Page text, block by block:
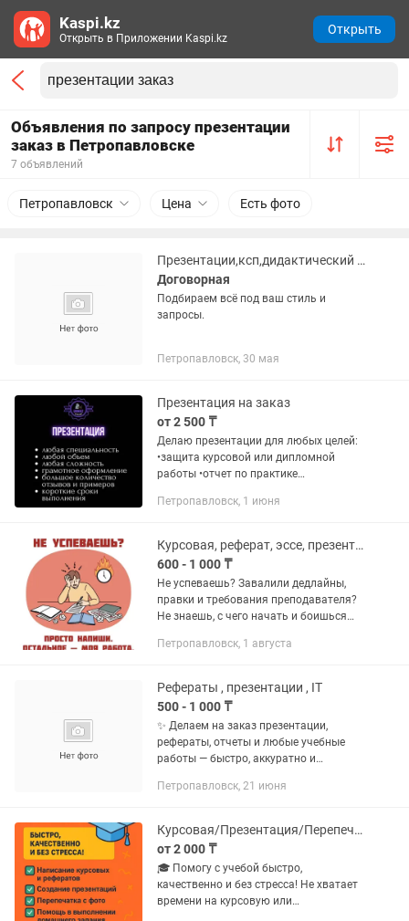
Объявления по запросу презентации
заказ в Петропавловске
7 объявлений
Петропавловск Цена Есть фото
Презентации,ксп,дидактический материал на заказ
Договорная
Подбираем всё под ваш стиль и
запросы.
Петропавловск, 30 мая
Презентация на заказ
от 2 500 ₸
Делаю презентации для любых целей:
•защита курсовой или дипломной
работы •отчет по практике
задания для колледжа или
проектов и...
Петропавловск, 1 июня
Курсовая, реферат, эссе, презентация, отчет по практике и на английском
600 - 1 000 ₸
Не успеваешь? Завалили дедлайны,
правки и требования преподавателя?
Не знаешь, с чего начать и боишься
остальное я беру на себя. Пишу
Петропавловск, 1 августа
Рефераты , презентации , IT
500 - 1 000 ₸
✨ Делаем на заказ презентации,
рефераты, отчеты и любые учебные
работы — быстро, аккуратно и
занимаемся автоматизацией
любые...
Петропавловск, 21 июня
Курсовая/Презентация/Перепечатка/Работы в Word
от 2 000 ₸
🎓 Помогу с учебой быстро,
качественно и без стресса! Не хватает
времени на курсовую или
Kaspi.kz
Открыть в Приложении Kaspi.kz
Открыть